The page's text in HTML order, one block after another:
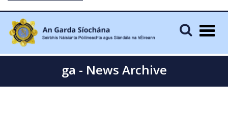
ga - News Archive